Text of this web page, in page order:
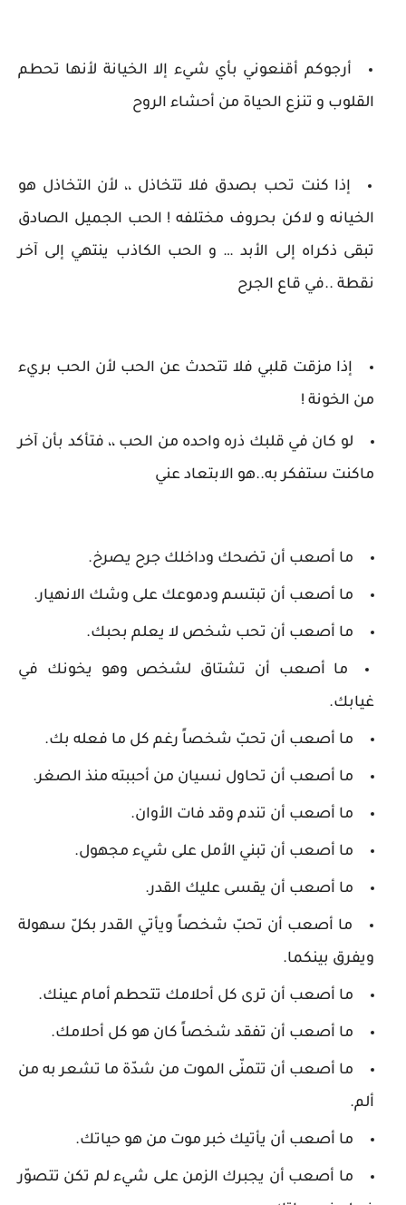
أرجوكم أقنعوني بأي شيء إلا الخيانة لأنها تحطم
القلوب و تنزع الحياة من أحشاء الروح
إذا كنت تحب بصدق فلا تتخاذل ،، لأن التخاذل هو
الخيانه و لاكن بحروف مختلفه ! الحب الجميل الصادق
تبقى ذكراه إلى الأبد … و الحب الكاذب ينتهي إلى آخر
نقطة ..في قاع الجرح
إذا مزقت قلبي فلا تتحدث عن الحب لأن الحب بريء
من الخونة !
لو كان في قلبك ذره واحده من الحب ،، فتأكد بأن آخر
ماكنت ستفكر به..هو الابتعاد عني
ما أصعب أن تضحك وداخلك جرح يصرخ.
ما أصعب أن تبتسم ودموعك على وشك الانهيار.
ما أصعب أن تحب شخص لا يعلم بحبك.
ما أصعب أن تشتاق لشخص وهو يخونك في
غيابك.
ما أصعب أن تحبّ شخصاً رغم كل ما فعله بك.
ما أصعب أن تحاول نسيان من أحببته منذ الصغر.
ما أصعب أن تندم وقد فات الأوان.
ما أصعب أن تبني الأمل على شيء مجهول.
ما أصعب أن يقسى عليك القدر.
ما أصعب أن تحبّ شخصاً ويأتي القدر بكلّ سهولة
ويفرق بينكما.
ما أصعب أن ترى كل أحلامك تتحطم أمام عينك.
ما أصعب أن تفقد شخصاً كان هو كل أحلامك.
ما أصعب أن تتمنّى الموت من شدّة ما تشعر به من
ألم.
ما أصعب أن يأتيك خبر موت من هو حياتك.
ما أصعب أن يجبرك الزمن على شيء لم تكن تتصوّر